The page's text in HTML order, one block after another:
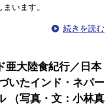
います。
続きを読む
亜大陸食紀行／日本
たインド・ネパー
（写真・文：小林真